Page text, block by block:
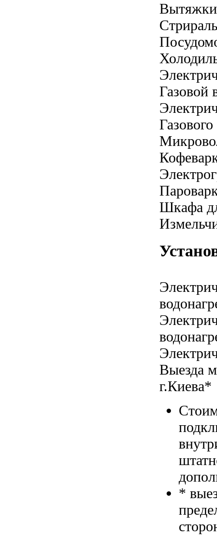
Вытяжки
Газовой
Шкафа
Выезда
г.Киева*
*